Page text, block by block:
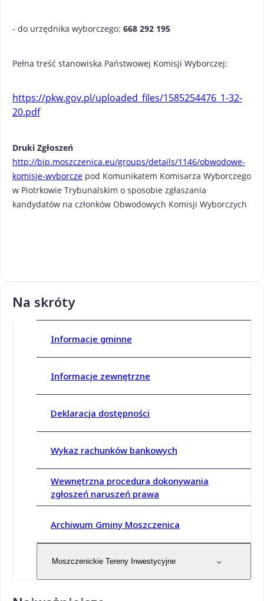
- do urzędnika wyborczego: 668 292 195
Pełna treść stanowiska Państwowej Komisji Wyborczej:
https://pkw.gov.pl/uploaded_files/1585254476_1-32-
20.pdf
Druki Zgłoszeń
http://bip.moszczenica.eu/groups/details/1146/obwodowe-
komisje-wyborcze pod Komunikatem Komisarza Wyborczego
w Piotrkowie Trybunalskim o sposobie zgłaszania
kandydatów na członków Obwodowych Komisji Wyborczych
Na skróty
Informacje gminne
Informacje zewnętrzne
Deklaracja dostępności
Wykaz rachunków bankowych
Wewnętrzna procedura dokonywania
zgłoszeń naruszeń prawa
Archiwum Gminy Moszczenica
Moszczenickie Tereny Inwestycyjne